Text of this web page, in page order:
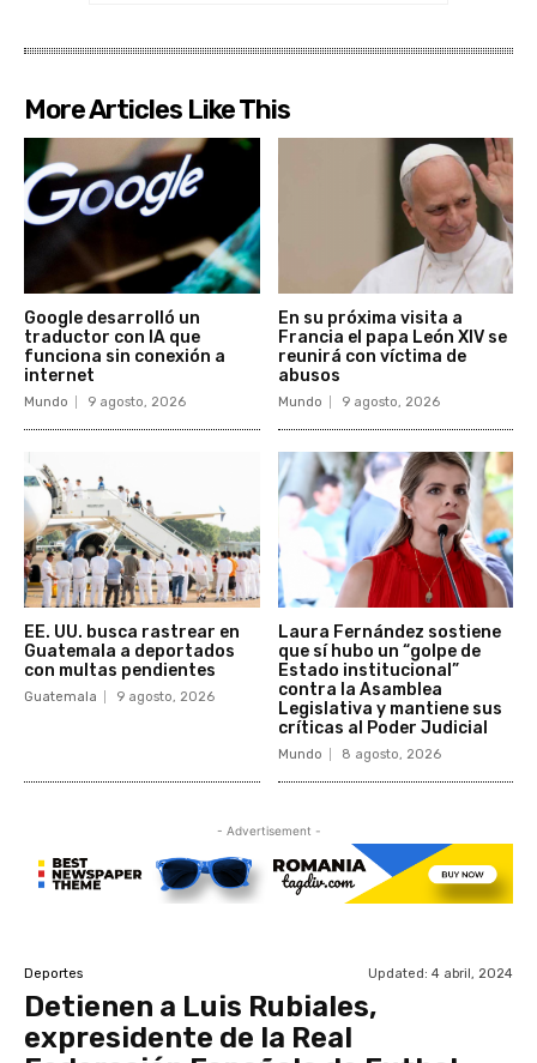
More Articles Like This
Google desarrolló un
traductor con IA que
funciona sin conexión a
internet
Mundo 9 agosto, 2026
En su próxima visita a
Francia el papa León XIV se
reunirá con víctima de
abusos
Mundo 9 agosto, 2026
EE. UU. busca rastrear en
Guatemala a deportados
con multas pendientes
Guatemala 9 agosto, 2026
Laura Fernández sostiene
que sí hubo un “golpe de
Estado institucional”
contra la Asamblea
Legislativa y mantiene sus
críticas al Poder Judicial
Mundo 8 agosto, 2026
- Advertisement -